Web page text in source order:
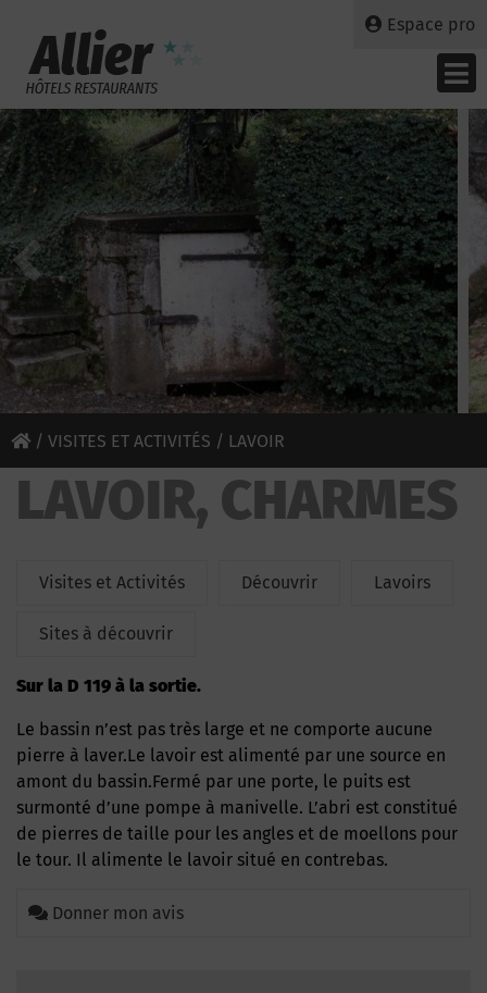
Espace pro
/ VISITES ET ACTIVITÉS / LAVOIR
LAVOIR, CHARMES
Visites et Activités Découvrir Lavoirs
Sites à découvrir
sur la D 119 à la sortie.
Le bassin n’est pas très large et ne comporte aucune
pierre à laver.Le lavoir est alimenté par une source en
amont du bassin.Fermé par une porte, le puits est
surmonté d’une pompe à manivelle. L’abri est constitué
de pierres de taille pour les angles et de moellons pour
le tour. Il alimente le lavoir situé en contrebas.
Donner mon avis